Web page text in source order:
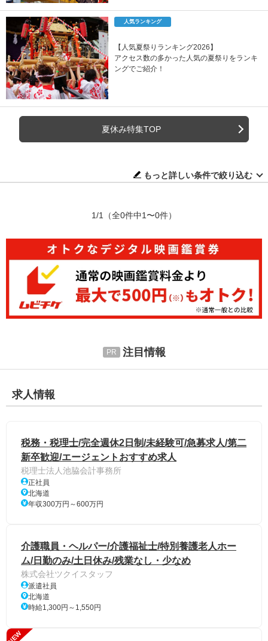
人気ランキング
【人気夏祭りランキング2026】
アクセス数の多かった人気の夏祭りをランキ
ングでご紹介！
夏休み特集TOP
もっと詳しい条件で絞り込む
1/1 （全0件中1〜0件）
注目情報
求人情報
税務・税理士/完全週休2日制/未経験可/急募求人/第二
新卒歓迎/エージェントおすすめ求人
税理士法人池脇会計事務所
正社員
北海道
年収300万円～600万円
介護職員・ヘルパー/介護福祉士/特別養護老人ホー
ム/日勤のみ/土日休み/残業なし・少なめ
株式会社ツクイスタッフ
派遣社員
北海道
時給1,300円～1,550円
NEW